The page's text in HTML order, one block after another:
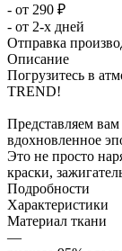
- от 290 ₽
- от 2-х дней
Отправка
Описание
Погрузитесь в
TREND!
Представляем вам
вдохновленное
Это не просто
краски,
Подробности
Характеристики
Материал ткани
—